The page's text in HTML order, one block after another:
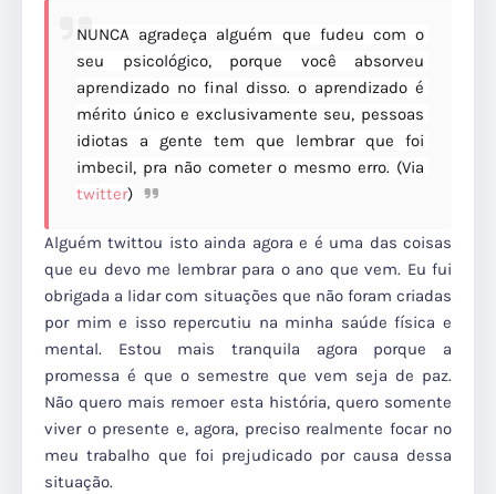
NUNCA agradeça alguém que fudeu com o
seu psicológico, porque você absorveu
aprendizado no final disso. o aprendizado é
mérito único e exclusivamente seu, pessoas
idiotas a gente tem que lembrar que foi
twitter)
Alguém twittou isto ainda agora e é uma das coisas
que eu devo me lembrar para o ano que vem. Eu fui
obrigada a lidar com situações que não foram criadas
por mim e isso repercutiu na minha saúde física e
mental. Estou mais tranquila agora porque a
promessa é que o semestre que vem seja de paz.
Não quero mais remoer esta história, quero somente
viver o presente e, agora, preciso realmente focar no
meu trabalho que foi prejudicado por causa dessa
situação.